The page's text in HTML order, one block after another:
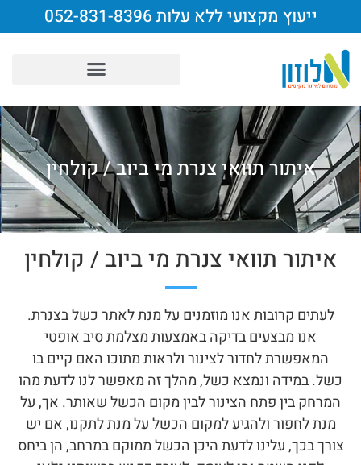
ייעוץ מקצועי ללא עלות 052-831-8396
איתור תוואי צנרת מי ביוב / קולחין​​
איתור תוואי צנרת מי ביוב / קולחין​
לעתים קרובות אנו מוזמנים על מנת לאתר כשל בצנרת.
אנו מבצעים בדיקה באמצעות מצלמת סיב אופטי
המאפשרת לחדור לצינור ולראות מתוכו האם קיים בו
כשל. במידה ונמצא כשל, מהלך זה מאפשר לנו לדעת מהו
המרחק בין פתח הצינור לבין מקום הכשל שאותר. אך, על
מנת לחפור ולהגיע למקום הכשל על מנת לתקנו, אם יש
צורך בכך, עלינו לדעת היכן הכשל ממוקם במרחב, הן ביחס